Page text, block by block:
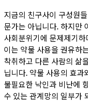
지금의 친구사이 구성원
문가는 아닙니다. 하지만
사회분위기에 문제제기
이는 약물 사용을 권유하
착취하고 다른 사람의 삶
닙니다. 약물 사용의 효
불필요한 낙인과 비난에
수 있는 관계망의 일부가